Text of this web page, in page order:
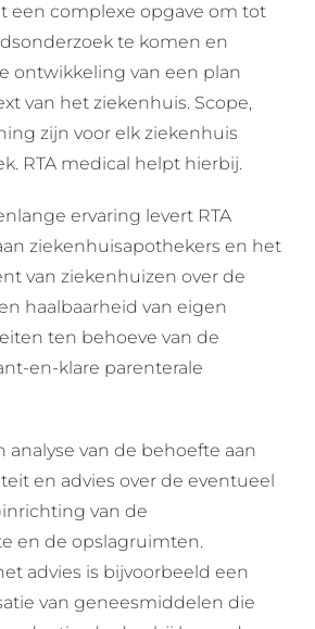
een complexe opgave om tot
te komen en
ontwikkeling van een plan
van het ziekenhuis. Scope,
zijn voor elk ziekenhuis
RTA medical helpt hierbij.
ervaring levert RTA
ziekenhuisapothekers en het
van ziekenhuizen over de
haalbaarheid van eigen
ten behoeve van de
en-klare parenterale
analyse van de behoefte aan
en advies over de eventueel
van de
en de opslagruimten.
advies is bijvoorbeeld een
van geneesmiddelen die